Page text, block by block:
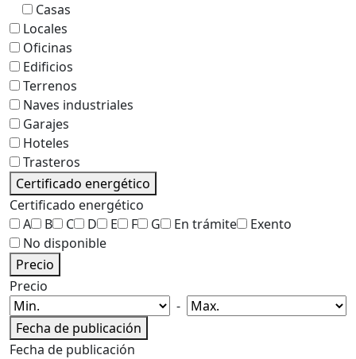
Casas
Locales
Oficinas
Edificios
Terrenos
Naves industriales
Garajes
Hoteles
Trasteros
Certificado energético
Certificado energético
A
B C D E F G En trámite
Exento
No disponible
Precio
Precio
-
Fecha de publicación
Fecha de publicación